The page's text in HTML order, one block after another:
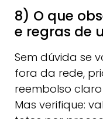
8) O que
e regras de
Sem dúvida se
fora da rede,
reembolso
Mas verifique: